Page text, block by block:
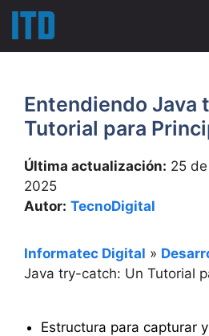
Saltar
contenido
Entendiendo Java
Tutorial para
Última actualización: 25
2025
Autor: TecnoDigital
Informatec Digital »
Java try-catch: Un Tutorial
Estructura para capturar